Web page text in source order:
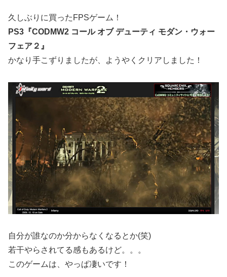
久しぶりに買ったFPSゲーム！
PS3『CODMW2 コール オブ デューティ モダン・ウォー
フェア２』
かなり手こずりましたが、ようやくクリアしました！
自分が誰なのか分からなくなるとか(笑)
若干やらされてる感もあるけど。。。
このゲームは、やっぱ凄いです！